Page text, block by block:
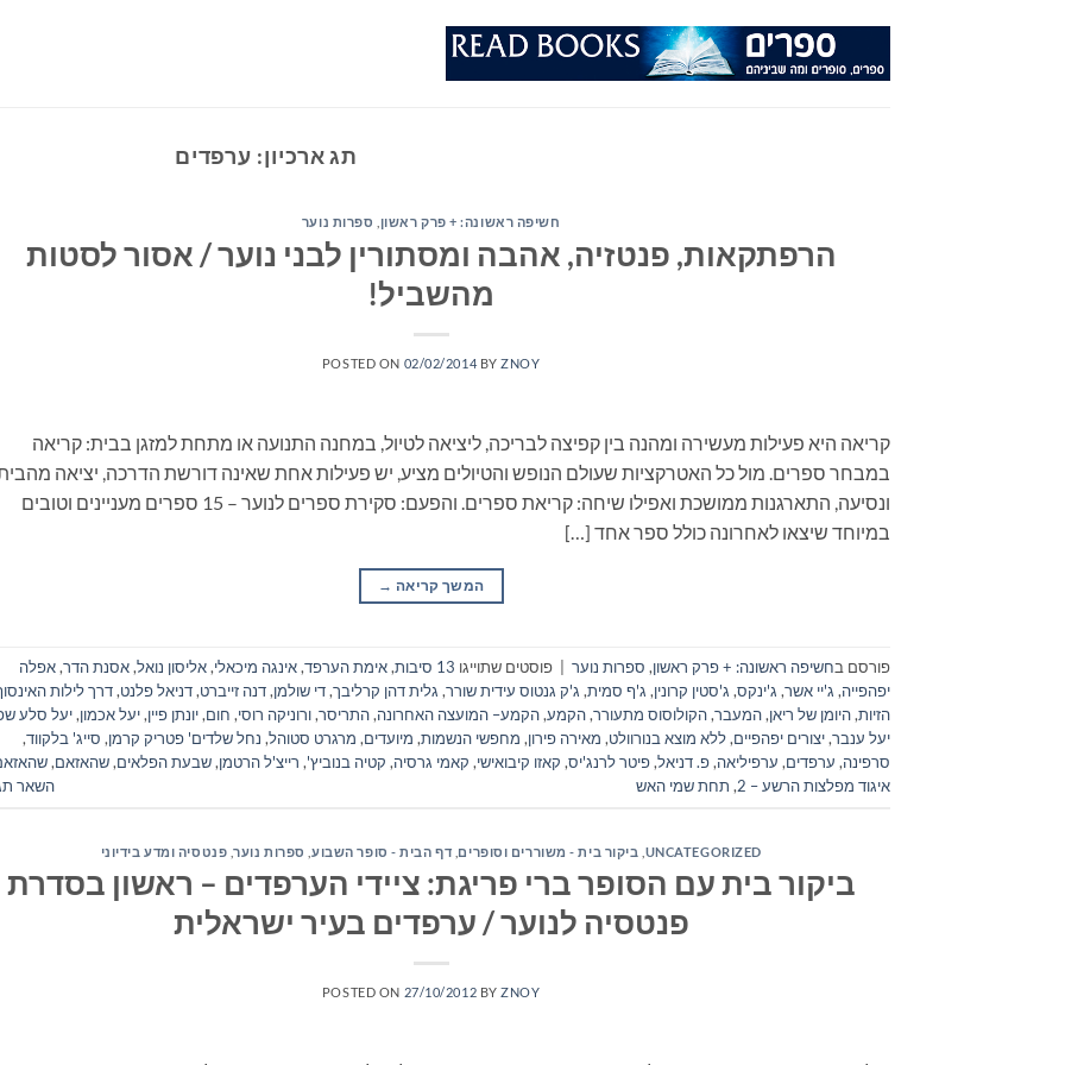
תג ארכיון: ערפדים
חשיפה ראשונה: + פרק ראשון ספרות נוער
הרפתקאות, פנטזיה, אהבה ומסתורין לבני נוער / אסור לסטות
מהשביל!
POSTED ON 02/02/2014 BYZNOY
קריאה היא פעילות מעשירה ומהנה בין קפיצה לבריכה, ליציאה לטיול, במחנה התנועה או מתחת למזגן בבית: קריאה
במבחר ספרים. מול כל האטרקציות שעולם הנופש והטיולים מציע, יש פעילות אחת שאינה דורשת הדרכה, יציאה
ונסיעה, התארגנות ממושכת ואפילו שיחה: קריאת ספרים. והפעם: סקירת ספרים לנוער – 15 ספרים מעניינים וטובים
במיוחד שיצאו לאחרונה כולל ספר אחד […]
המשך קריאה →
פורסם בחשיפה ראשונה: + פרק ראשון, ספרות נוער פוסטים שתוייגו 13 סיבות ,אימת הערפד,אינגה מיכאלי,אליסון נואל,אסנת הדר,אפלה
יפהפייה, ג'יי אשר, ג'ינקס, ג'סטין קרונין, ג'ף סמית, ג'ק גנטוס עידית שורר, גלית דהן קרליבך,די שולמן,דנה זייברט,דניאל פלנט,דרך לילות
הזיות,היומן של ריאן,המעבר,הקולוסוס מתעורר,הקמע,הקמע– המועצה האחרונה,התריסר,ורוניקה רוסי, חום,יונתן פיין,יעל אכמון,יעל סלע
יעל ענבר,יצורים יפהפיים,ללא מוצא בנורוולט, מאירה פירון, מחפשי הנשמות, מיועדים, מרגרט סטוהל, נחל שלדים' פטריק קרמן, סייג' בלקווד,
סרפינה, ערפדים, ערפיליאה,פ. דניאל,פיטר לרנג'יס, קאזו קיבואישי, קאמי גרסיה, קטיה בנוביץ', רייצ'ל הרטמן,שבעת הפלאים,שהאזאם,
איגוד מפלצות הרשע – 2
, תחת שמי האש השאר
UNCATEGORIZED ביקור בית - משוררים וסופרים דף הבית - סופר השבוע, ספרות נוער, פנטסיה ומדע בידיוני
ביקור בית עם הסופר ברי פריגת: ציידי הערפדים – ראשון בסדרת
פנטסיה לנוער / ערפדים בעיר ישראלית
POSTED ON 27/10/2012 BYZNOY